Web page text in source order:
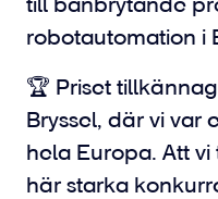
robotautomation i
🏆 Priset
Bryssel, där vi var
hela Europa. Att
här starka